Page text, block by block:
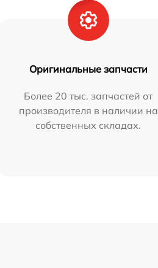
Оригинальные запчасти
Более 20 тыс. запчастей от
производителя в наличии на
собственных складах.